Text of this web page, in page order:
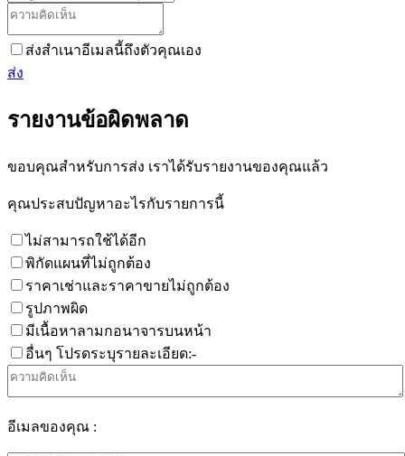
ส่งสำเนาอีเมลนี้ถึงตัวคุณเอง
ส่ง
รายงานข้อผิดพลาด
ขอบคุณสำหรับการส่ง เราได้รับรายงานของคุณแล้ว
คุณประสบปัญหาอะไรกับรายการนี้
ไม่สามารถใช้ได้อีก
พิกัดแผนที่ไม่ถูกต้อง
ราคาเช่าและราคาขายไม่ถูกต้อง
รูปภาพผิด
มีเนื้อหาลามกอนาจารบนหน้า
อื่นๆ โปรดระบุรายละเอียด:-
อีเมลของคุณ :